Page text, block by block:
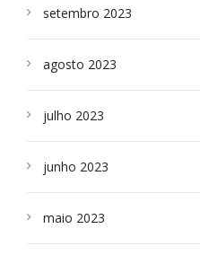
setembro 2023
agosto 2023
julho 2023
junho 2023
maio 2023